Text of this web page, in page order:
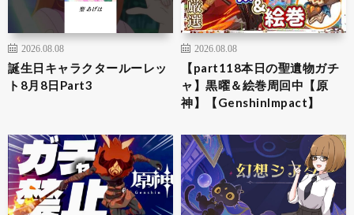
2026.08.08
誕生日キャラクタールーレッ
ト8月8日Part3
2026.08.08
【part118本日の聖遺物ガチ
ャ】黒曜＆絵巻周回中【原
神】【GenshinImpact】